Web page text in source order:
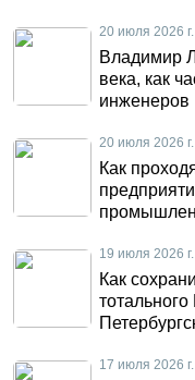
20 июля 2026
Владимир
века, как
инженеров
20 июля 2026
Как
19 июля 2026
Как
17 июля 2026